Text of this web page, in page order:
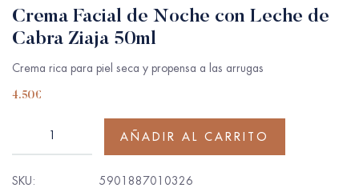
Crema Facial de Noche con Leche de
Cabra Ziaja 50ml
Crema rica para piel seca y propensa a las arrugas
4.50€
AÑADIR AL CARRITO
SKU:
5901887010326